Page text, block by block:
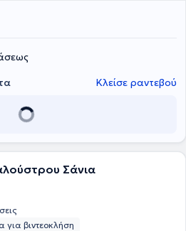
Κλείσε ραντεβού
Σάνια
για βιντεοκλήση